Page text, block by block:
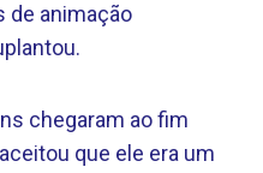
de animação
chegaram ao fim
que ele era um